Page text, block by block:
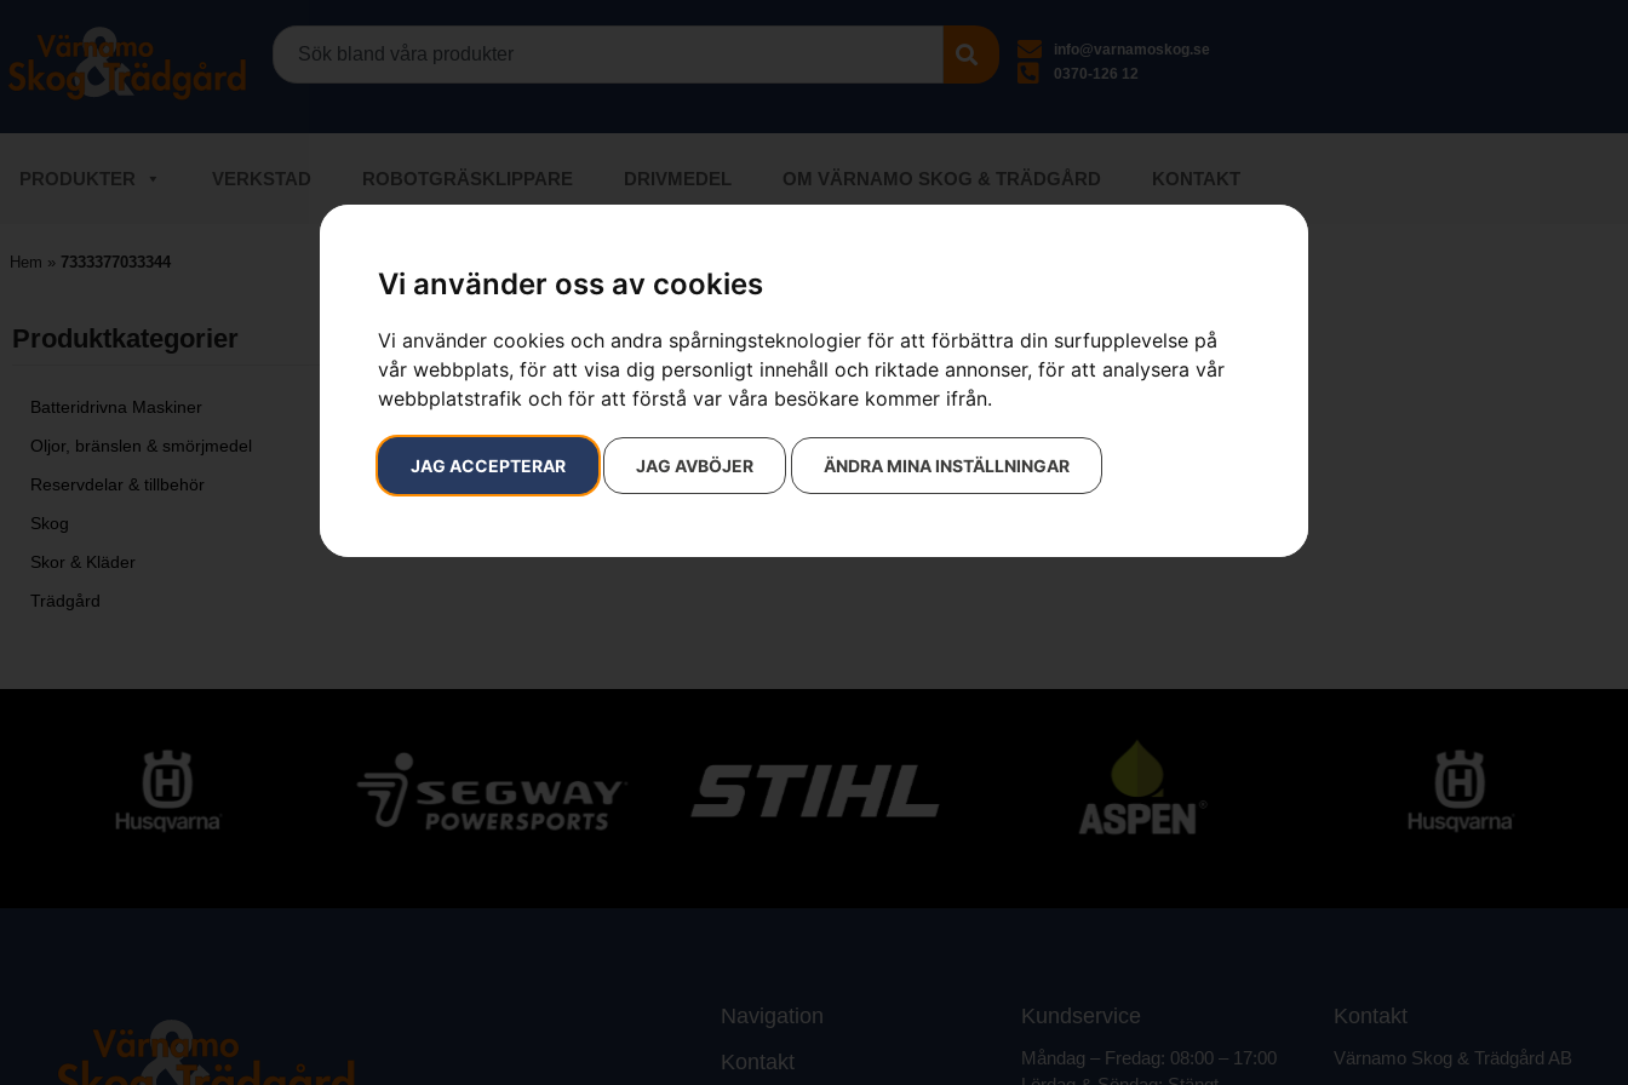
Vi använder oss av cookies
Vi använder cookies och andra spårningsteknologier för att förbättra din surfupplevelse på
vår webbplats, för att visa dig personligt innehåll och riktade annonser, för att analysera vår
webbplatstrafik och för att förstå var våra besökare kommer ifrån.
JAG ACCEPTERAR JAG AVBÖJER ÄNDRA MINA INSTÄLLNINGAR
info@varnamoskog.se
0370-126 12
PRODUKTER VERKSTAD ROBOTGRÄSKLIPPARE DRIVMEDEL OM VÄRNAMO SKOG & TRÄDGÅRD KONTAKT
Hem » 7333377033344
Produktkategorier​
Batteridrivna Maskiner
Oljor, bränslen & smörjmedel
Reservdelar & tillbehör
Skog
Skor & Kläder
Trädgård
Inga resultat.
Navigation
Kontakt
Kundservice
Måndag – Fredag: 08:00 – 17:00
Kontakt
Värnamo Skog & Trädgård AB